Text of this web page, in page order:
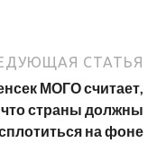
СТАТЬЯ
МОГО считает,
что страны должны
на фоне